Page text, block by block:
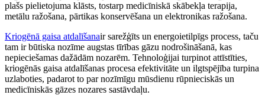
plašs pielietojuma klāsts, tostarp medicīniskā skābekļa terapija,
metālu ražošana, pārtikas konservēšana un elektronikas ražošana.
Kriogēnā gaisa atdalīšanair sarežģīts un energoietilpīgs process, taču
tam ir būtiska nozīme augstas tīrības gāzu nodrošināšanā, kas
nepieciešamas dažādām nozarēm. Tehnoloģijai turpinot attīstīties,
kriogēnās gaisa atdalīšanas procesa efektivitāte un ilgtspējība turpina
uzlaboties, padarot to par nozīmīgu mūsdienu rūpnieciskās un
medicīniskās gāzes nozares sastāvdaļu.